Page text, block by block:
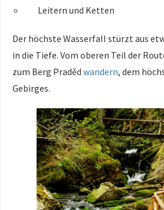
Leitern und Ketten
Der höchste Wasserfall stürzt aus
in die Tiefe. Vom oberen Teil der
zum Berg Praděd wandern, dem
Gebirges.